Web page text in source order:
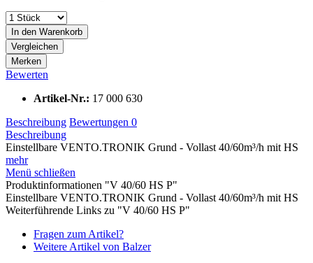
In den Warenkorb
Vergleichen
Merken
Bewerten
Artikel-Nr.: 17 000 630
Beschreibung Bewertungen 0
Beschreibung
Einstellbare VENTO.TRONIK Grund - Vollast 40/60m³/h mit HS
mehr
Menü schließen
Produktinformationen "V 40/60 HS P"
Einstellbare VENTO.TRONIK Grund - Vollast 40/60m³/h mit HS
Weiterführende Links zu "V 40/60 HS P"
Fragen zum Artikel?
Weitere Artikel von Balzer